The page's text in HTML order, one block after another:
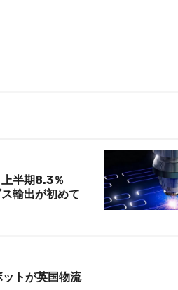
半期8.3％
輸出が初めて
トが英国物流